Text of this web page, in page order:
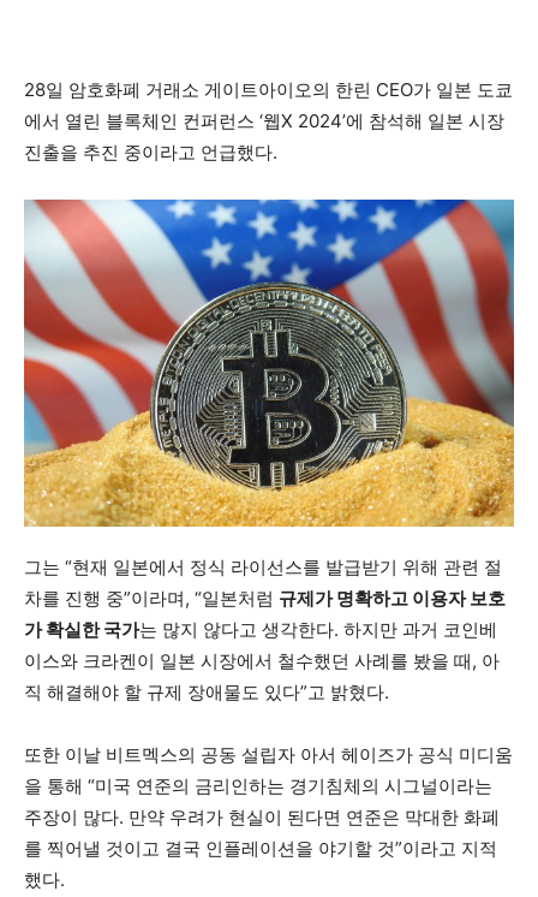
28일 암호화폐 거래소 게이트아이오의 한린 CEO가 일본 도쿄
에서 열린 블록체인 컨퍼런스 ‘웹X 2024’에 참석해 일본 시장
진출을 추진 중이라고 언급했다.
그는 “현재 일본에서 정식 라이선스를 발급받기 위해 관련 절
차를 진행 중”이라며, “일본처럼 규제가 명확하고 이용자 보호
가 확실한 국가는 많지 않다고 생각한다. 하지만 과거 코인베
이스와 크라켄이 일본 시장에서 철수했던 사례를 봤을 때, 아
직 해결해야 할 규제 장애물도 있다”고 밝혔다.
또한 이날 비트멕스의 공동 설립자 아서 헤이즈가 공식 미디움
을 통해 “미국 연준의 금리인하는 경기침체의 시그널이라는
주장이 많다. 만약 우려가 현실이 된다면 연준은 막대한 화폐
를 찍어낼 것이고 결국 인플레이션을 야기할 것”이라고 지적
했다.